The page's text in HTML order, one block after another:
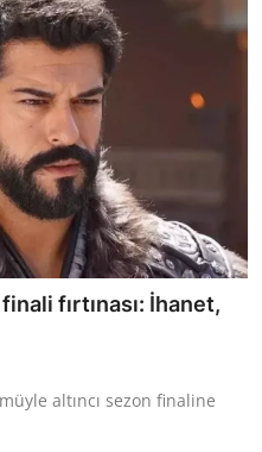
fırtınası: İhanet,
altıncı sezon finaline